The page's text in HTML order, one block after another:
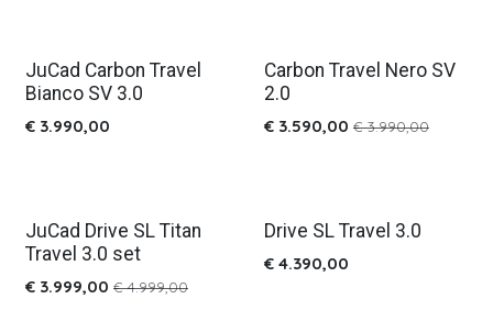
Nieuw!
JuCad Carbon Travel
Bianco SV 3.0
€ 3.990,00
% laatste kans
Carbon Travel Nero SV
2.0
€ 3.590,00 €3.990,00
%
JuCad Drive SL Titan
Travel 3.0 set
€ 3.999,00 €4.999,00
Nieuw!
Drive SL Travel 3.0
€ 4.390,00